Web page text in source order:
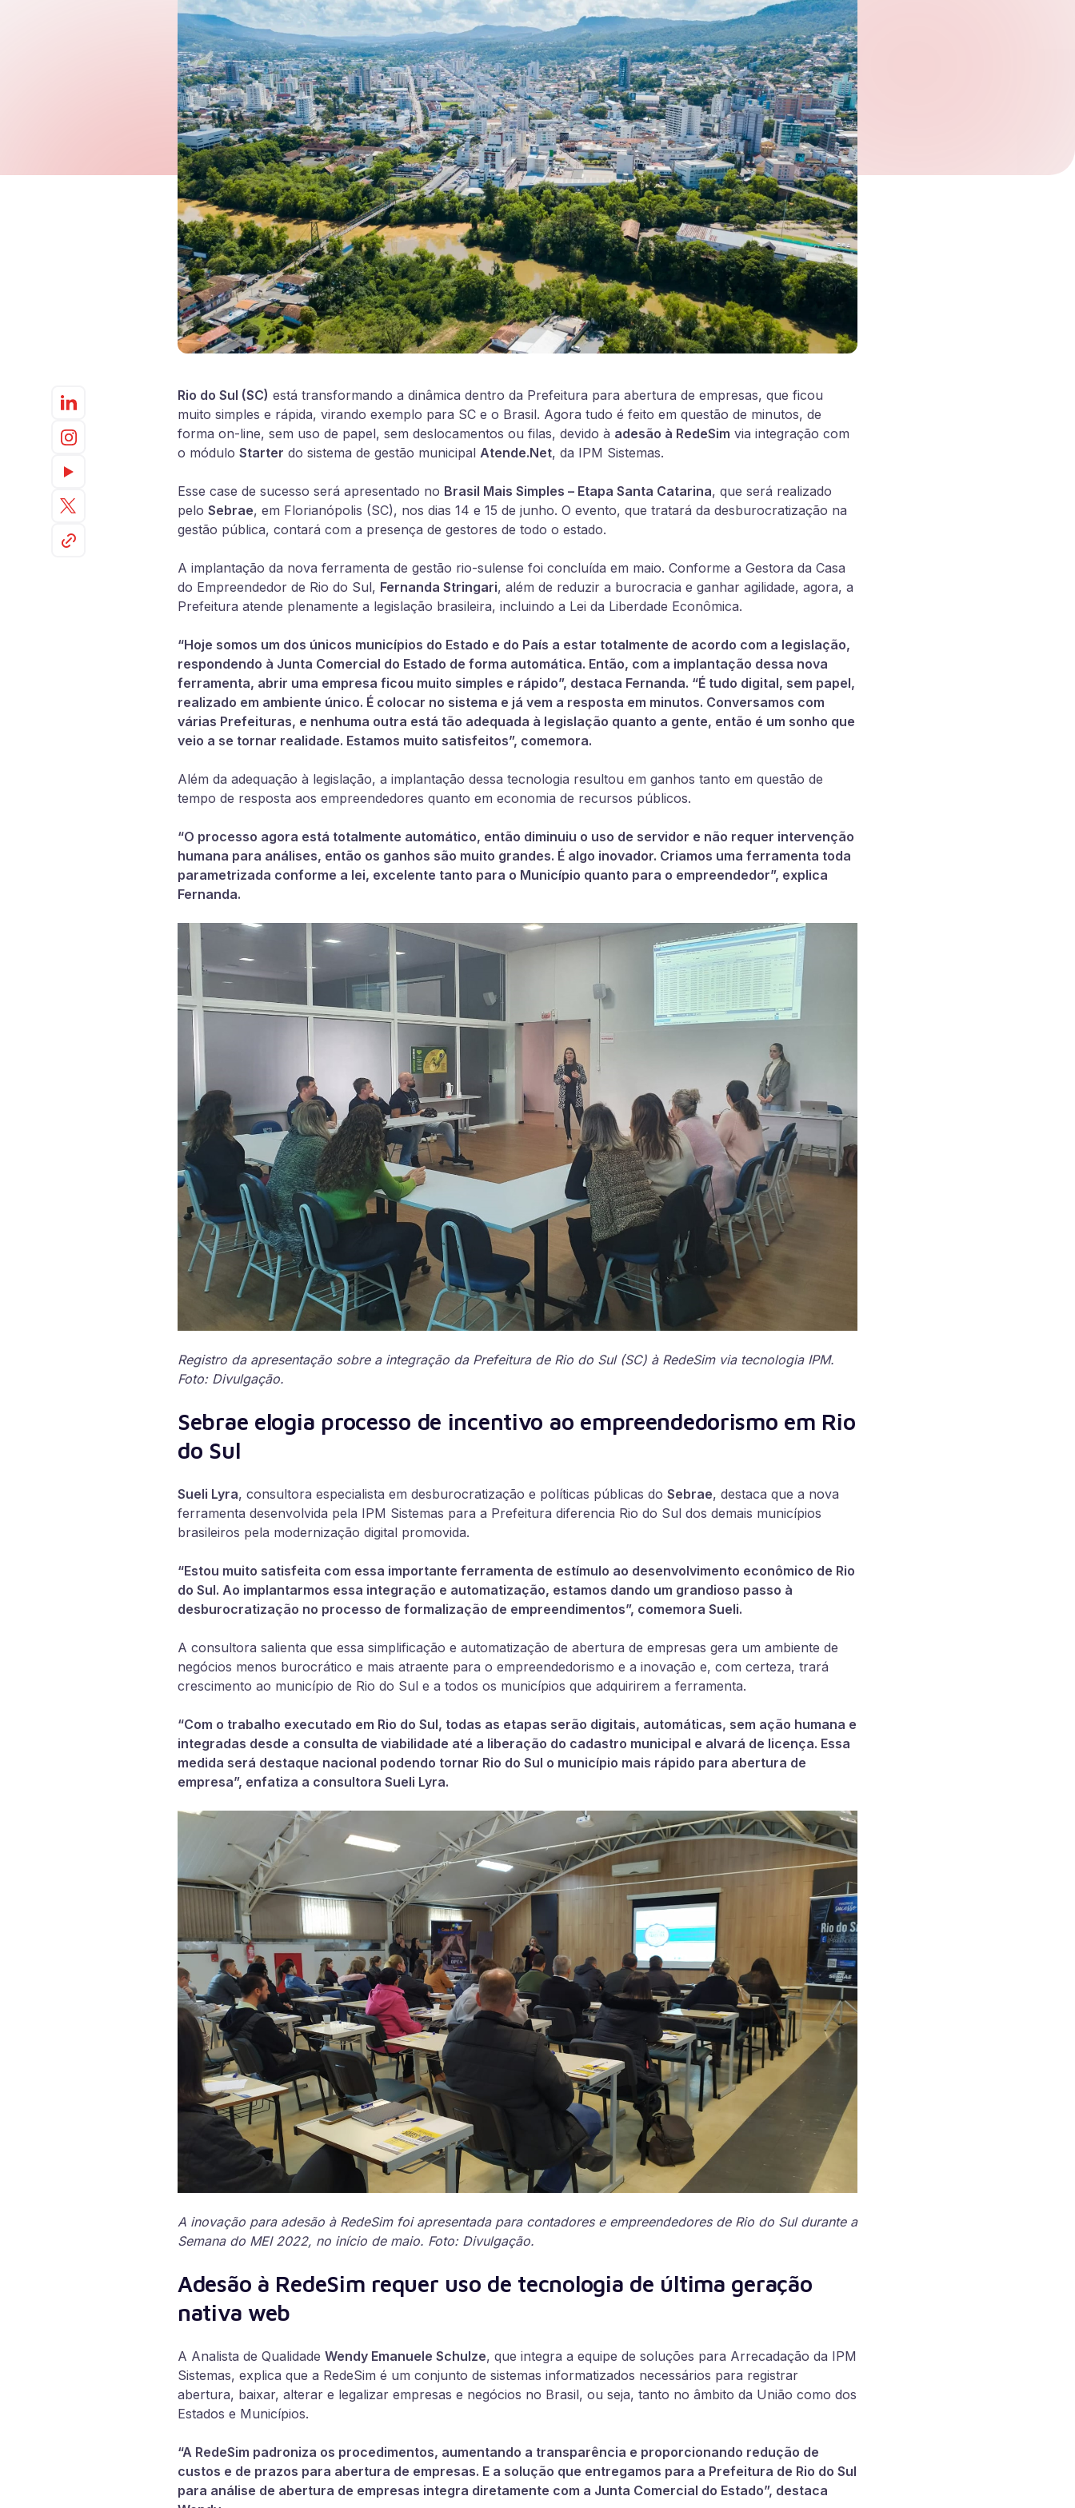
Recursos Humanos Procuradoria IPM Ver todas Verifique seu pedido.*
Receber newsletter
Rio do Sul (SC) está transformando a dinâmica dentro da Prefeitura para abertura de empresas, que ficou
muito simples e rápida, virando exemplo para SC e o Brasil. Agora tudo é feito em questão de minutos, de
forma on-line, sem uso de papel, sem deslocamentos ou filas, devido à adesão à RedeSim via integração com
o módulo Starter do sistema de gestão municipal Atende.Net, da IPM Sistemas.
Esse case de sucesso será apresentado no Brasil Mais Simples – Etapa Santa Catarina, que será realizado
pelo Sebrae, em Florianópolis (SC), nos dias 14 e 15 de junho. O evento, que tratará da desburocratização na
gestão pública, contará com a presença de gestores de todo o estado.
A implantação da nova ferramenta de gestão rio-sulense foi concluída em maio. Conforme a Gestora da Casa
do Empreendedor de Rio do Sul, Fernanda Stringari, além de reduzir a burocracia e ganhar agilidade, agora, a
Prefeitura atende plenamente a legislação brasileira, incluindo a Lei da Liberdade Econômica.
“Hoje somos um dos únicos municípios do Estado e do País a estar totalmente de acordo com a legislação,
respondendo à Junta Comercial do Estado de forma automática. Então, com a implantação dessa nova
ferramenta, abrir uma empresa ficou muito simples e rápido”, destaca Fernanda. “É tudo digital, sem papel,
realizado em ambiente único. É colocar no sistema e já vem a resposta em minutos. Conversamos com
várias Prefeituras, e nenhuma outra está tão adequada à legislação quanto a gente, então é um sonho que
veio a se tornar realidade. Estamos muito satisfeitos”, comemora.
Além da adequação à legislação, a implantação dessa tecnologia resultou em ganhos tanto em questão de
tempo de resposta aos empreendedores quanto em economia de recursos públicos.
“O processo agora está totalmente automático, então diminuiu o uso de servidor e não requer intervenção
humana para análises, então os ganhos são muito grandes. É algo inovador. Criamos uma ferramenta toda
parametrizada conforme a lei, excelente tanto para o Município quanto para o empreendedor”, explica
Fernanda.
Registro da apresentação sobre a integração da Prefeitura de Rio do Sul (SC) à RedeSim via tecnologia IPM.
Foto: Divulgação.
Sebrae elogia processo de incentivo ao empreendedorismo em Rio
do Sul
Sueli Lyra, consultora especialista em desburocratização e políticas públicas do Sebrae, destaca que a nova
ferramenta desenvolvida pela IPM Sistemas para a Prefeitura diferencia Rio do Sul dos demais municípios
brasileiros pela modernização digital promovida.
“Estou muito satisfeita com essa importante ferramenta de estímulo ao desenvolvimento econômico de Rio
do Sul. Ao implantarmos essa integração e automatização, estamos dando um grandioso passo à
desburocratização no processo de formalização de empreendimentos”, comemora Sueli.
A consultora salienta que essa simplificação e automatização de abertura de empresas gera um ambiente de
negócios menos burocrático e mais atraente para o empreendedorismo e a inovação e, com certeza, trará
crescimento ao município de Rio do Sul e a todos os municípios que adquirirem a ferramenta.
“Com o trabalho executado em Rio do Sul, todas as etapas serão digitais, automáticas, sem ação humana e
integradas desde a consulta de viabilidade até a liberação do cadastro municipal e alvará de licença. Essa
medida será destaque nacional podendo tornar Rio do Sul o município mais rápido para abertura de
empresa”, enfatiza a consultora Sueli Lyra.
A inovação para adesão à RedeSim foi apresentada para contadores e empreendedores de Rio do Sul durante a
Semana do MEI 2022, no início de maio. Foto: Divulgação.
Adesão à RedeSim requer uso de tecnologia de última geração
nativa web
A Analista de Qualidade Wendy Emanuele Schulze, que integra a equipe de soluções para Arrecadação da IPM
Sistemas, explica que a RedeSim é um conjunto de sistemas informatizados necessários para registrar
abertura, baixar, alterar e legalizar empresas e negócios no Brasil, ou seja, tanto no âmbito da União como dos
Estados e Municípios.
“A RedeSim padroniza os procedimentos, aumentando a transparência e proporcionando redução de
custos e de prazos para abertura de empresas. E a solução que entregamos para a Prefeitura de Rio do Sul
para análise de abertura de empresas integra diretamente com a Junta Comercial do Estado”, destaca